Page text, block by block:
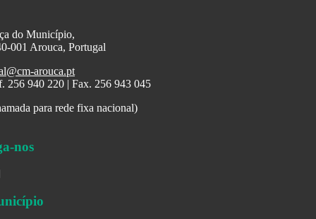
do Município,
001 Arouca, Portugal
arouca.pt
256 940 220 | Fax. 256 943 045
para rede fixa nacional)
nos